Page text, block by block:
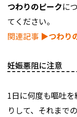
つわりのピークに
てください。
関連記事 ▶︎つわり
妊娠悪阻に注意
1日に何度も嘔吐
りして、それまで